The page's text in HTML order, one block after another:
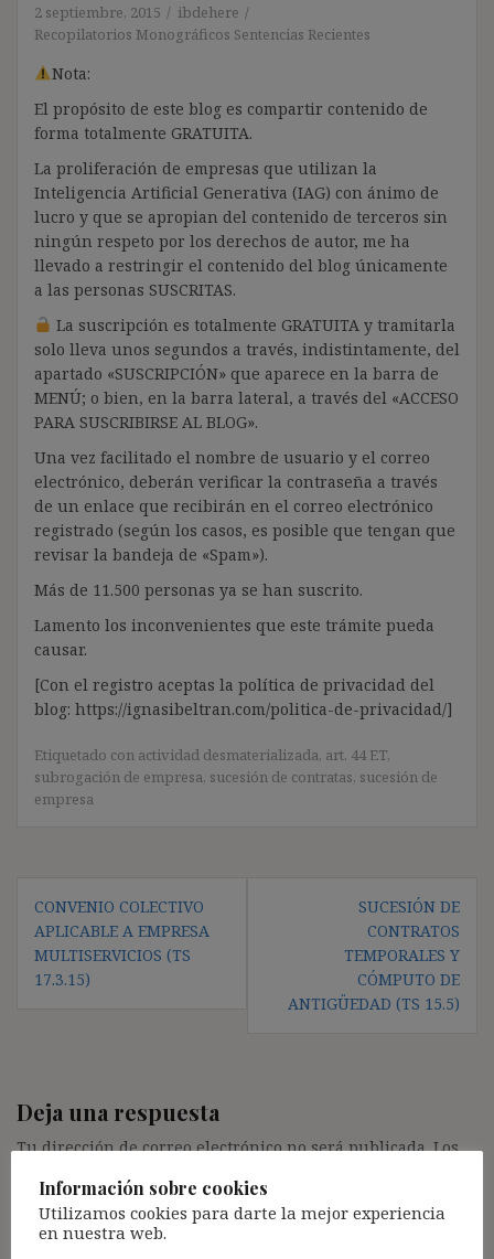
2 septiembre, 2015
ibdehere
Recopilatorios Monográficos Sentencias Recientes
Nota:
El propósito de este blog es compartir contenido de
forma totalmente GRATUITA.
La proliferación de empresas que utilizan la
Inteligencia Artificial Generativa (IAG) con ánimo de
lucro y que se apropian del contenido de terceros sin
ningún respeto por los derechos de autor, me ha
llevado a restringir el contenido del blog únicamente
a las personas SUSCRITAS.
La suscripción es totalmente GRATUITA y tramitarla
solo lleva unos segundos a través, indistintamente, del
apartado «SUSCRIPCIÓN» que aparece en la barra de
MENÚ; o bien, en la barra lateral, a través del «ACCESO
PARA SUSCRIBIRSE AL BLOG».
Una vez facilitado el nombre de usuario y el correo
electrónico, deberán verificar la contraseña a través
de un enlace que recibirán en el correo electrónico
registrado (según los casos, es posible que tengan que
revisar la bandeja de «Spam»).
Más de 11.500 personas ya se han suscrito.
Lamento los inconvenientes que este trámite pueda
causar.
[Con el registro aceptas la política de privacidad del
blog: https://ignasibeltran.com/politica-de-privacidad/]
Etiquetado con actividad desmaterializada, art. 44 ET,
subrogación de empresa, sucesión de contratas, sucesión de
empresa
de
entradas
CONVENIO COLECTIVO
APLICABLE A EMPRESA
MULTISERVICIOS (TS
17.3.15)
SUCESIÓN DE
CONTRATOS
TEMPORALES Y
CÓMPUTO DE
ANTIGÜEDAD (TS 15.5)
Deja una respuesta
Tu dirección de correo electrónico no será publicada. Los
Comentario*
Información sobre cookies
Utilizamos cookies para darte la mejor experiencia
en nuestra web.